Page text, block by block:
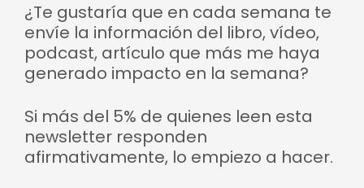
¿Te gustaría que en cada semana te
envíe la información del libro, vídeo,
podcast, artículo que más me haya
generado impacto en la semana?
Si más del 5% de quienes leen esta
newsletter responden
afirmativamente, lo empiezo a hacer.